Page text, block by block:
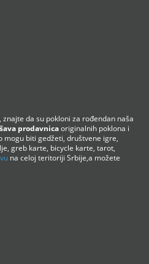
da su pokloni za rođendan naša
prodavnicaoriginalnih poklona i
mogu biti gedžeti, društvene igre,
greb karte, bicycle karte, tarot,
na celoj teritoriji Srbije,a možete